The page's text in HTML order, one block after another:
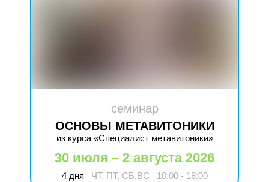
семинар
ОСНОВЫ МЕТАВИТОНИКИ
из курса «Специалист метавитоники»
30 июля – 2 августа 2026
4 дня ЧТ, ПТ, СБ,ВС 10:00 - 18:00